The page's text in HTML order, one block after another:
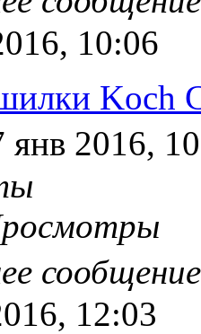
10:06
Koch
янв 2016,
12:03